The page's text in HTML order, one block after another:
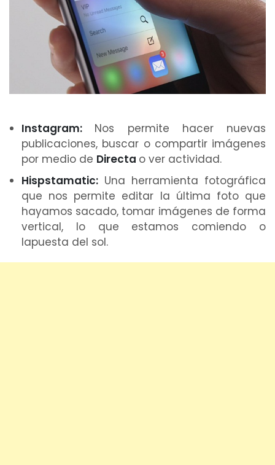
Instagram: Nos permite hacer nuevas
publicaciones, buscar o compartir imágenes
por medio de Directa o ver actividad.
Hispstamatic: Una herramienta fotográfica
que nos permite editar la última foto que
hayamos sacado, tomar imágenes de forma
vertical, lo que estamos comiendo o
lapuesta del sol.